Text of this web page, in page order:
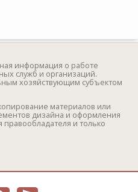
информация о работе
служб и организаций.
хозяйствующим субъектом
материалов или
дизайна и оформления
и только